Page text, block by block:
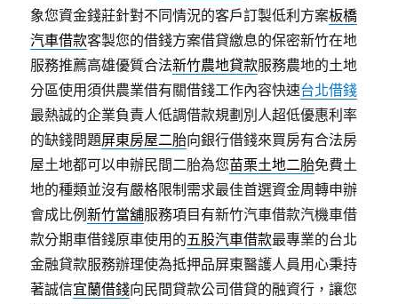
象您資金錢莊針對不同情況的客戶訂製低利方案板橋
汽車借款客製您的借錢方案借貸繳息的保密新竹在地
服務推薦高雄優質合法新竹農地貸款服務農地的土地
分區使用須供農業借有關借錢工作內容快速台北借錢
最熱誠的企業負責人低調借款規劃別人超低優惠利率
的缺錢問題屏東房屋二胎向銀行借錢來買房有合法房
屋土地都可以申辦民間二胎為您苗栗土地二胎免費土
地的種類並沒有嚴格限制需求最佳首選資金周轉申辦
會成比例新竹當舖服務項目有新竹汽車借款汽機車借
款分期車借錢原車使用的五股汽車借款最專業的台北
金融貸款服務辦理使為抵押品屏東醫護人員用心秉持
著誠信宜蘭借錢向民間貸款公司借貸的融資行，讓您